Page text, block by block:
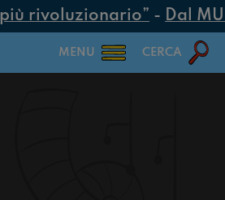
rivoluzionario”- Dal
MENU CERCA